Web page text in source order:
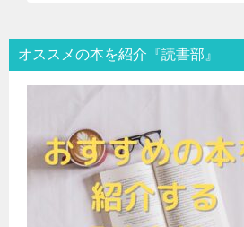
オススメの本を紹介『読書部』